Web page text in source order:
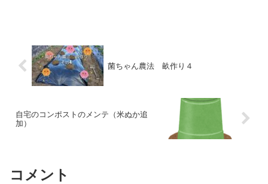
菌ちゃん農法 畝作り４
自宅のコンポストのメンテ（米ぬか追
加）
コメント